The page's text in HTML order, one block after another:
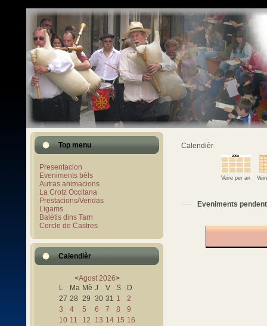
Top menu
Presentacion
Eveniments bèls
Autras animacions
La Crotz Occitana
Prestacions/Vendas
Ligams
Balètis dins Tarn
Cercle de Castres
Calendièr
<Agost 2026>
L
Ma Mè J V S
D
27 28 29 30 31 1
2
3
4 5 6 7 8
9
10 11 12 13 14 15 16
Calendièr
Veire per an
Eveniments pendent